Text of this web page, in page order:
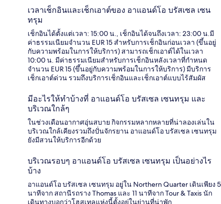
เวลาเช็กอินและเช็กเอาต์ของ อาแอนด์โอ บรัสเซล เซน
ทรุม
เช็กอินได้ตั้งแต่เวลา: 15:00 น., เช็กอินได้จนถึงเวลา: 23:00 น.มี
ค่าธรรมเนียมจำนวน EUR 15 สำหรับการเช็กอินก่อนเวลา (ขึ้นอยู่
กับความพร้อมในการให้บริการ) สามารถเช็กเอาต์ได้ในเวลา
10:00 น. มีค่าธรรมเนียมสำหรับการเช็กอินหลังเวลาที่กำหนด
จำนวน EUR 15 (ขึ้นอยู่กับความพร้อมในการให้บริการ) มีบริการ
เช็กเอาต์ด่วน รวมถึงบริการเช็กอินและเช็กเอาต์แบบไร้สัมผัส
มีอะไรให้ทำบ้างที่ อาแอนด์โอ บรัสเซล เซนทรุม และ
บริเวณใกล้ๆ
ในช่วงเดือนอากาศอุ่นสบาย กิจกรรมหลากหลายที่น่าลองเล่นใน
บริเวณใกล้เคียงรวมถึงปั่นจักรยาน อาแอนด์โอ บรัสเซล เซนทรุม
ยังมีสวนให้บริการอีกด้วย
บริเวณรอบๆ อาแอนด์โอ บรัสเซล เซนทรุม เป็นอย่างไร
บ้าง
อาแอนด์โอ บรัสเซล เซนทรุม อยู่ใน Northern Quarter เดินเพียง 5
นาทีจาก สถานีรถราง Thomas และ 11 นาทีจาก Tour & Taxis นัก
เดินทางบอกว่าโฮสเทลแห่งนี้ตั้งอยู่ในย่านที่น่าพัก